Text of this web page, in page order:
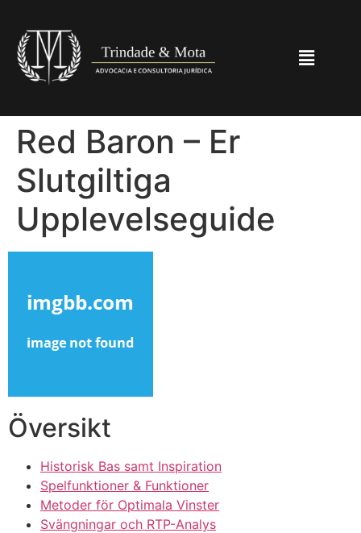
Red Baron – Er
Slutgiltiga
Upplevelseguide
Översikt
Historisk Bas samt Inspiration
Spelfunktioner & Funktioner
Metoder för Optimala Vinster
Svängningar och RTP-Analys